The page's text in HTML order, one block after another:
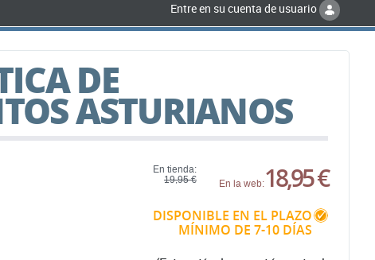
Entre en su cuenta de usuario
DE
ASTURIANOS
En tienda:
19,95 €
En la web:18,95 €
DISPONIBLE EN EL PLAZO
MÍNIMO DE 7-10 DÍAS